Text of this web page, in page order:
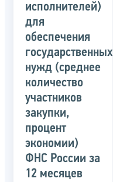
исполнителей)
для
обеспечения
государственных
нужд (среднее
количество
участников
закупки,
процент
экономии)
ФНС России за
12 месяцев